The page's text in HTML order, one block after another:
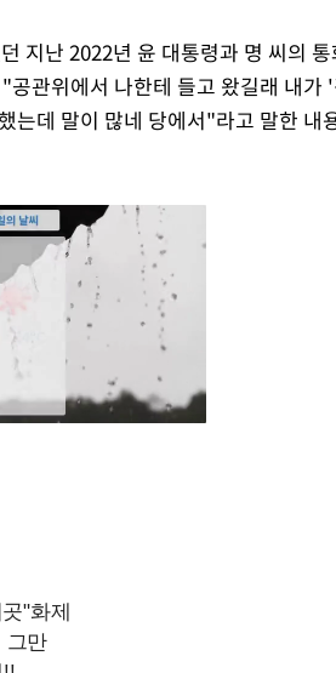
지난 2022년 윤 대통령과 명 씨의
관위에서 나한테 들고 왔길래 내가
는데 말이 많네 당에서"라고 말한 내